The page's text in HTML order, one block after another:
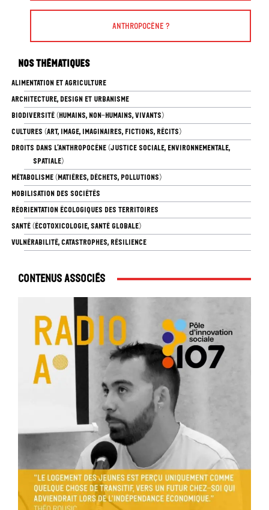
Anthropocène ?
Nos thématiques
ALIMENTATION ET AGRICULTURE
ARCHITECTURE, DESIGN ET URBANISME
BIODIVERSITÉ (HUMAINS, NON-HUMAINS, VIVANTS)
CULTURES (ART, IMAGE, IMAGINAIRES, FICTIONS, RÉCITS)
DROITS DANS L’ANTHROPOCÈNE (JUSTICE SOCIALE, ENVIRONNEMENTALE,
SPATIALE)
MÉTABOLISME (MATIÈRES, DÉCHETS, POLLUTIONS)
MOBILISATION DES SOCIÉTÉS
RÉORIENTATION ÉCOLOGIQUES DES TERRITOIRES
SANTÉ (ÉCOTOXICOLOGIE, SANTÉ GLOBALE)
VULNÉRABILITÉ, CATASTROPHES, RÉSILIENCE
Contenus associés